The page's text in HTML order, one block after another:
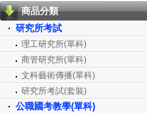
商品分類
研究所考試
理工研究所(單科)
商管研究所(單科)
文科藝術傳播(單科)
研究所考試(套裝)
公職國考教學(單科)